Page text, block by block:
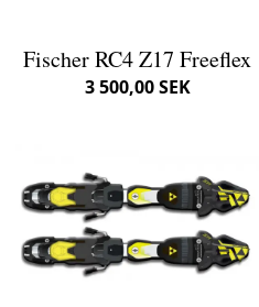
Fischer RC4 Z17 Freeflex
3 500,00 SEK